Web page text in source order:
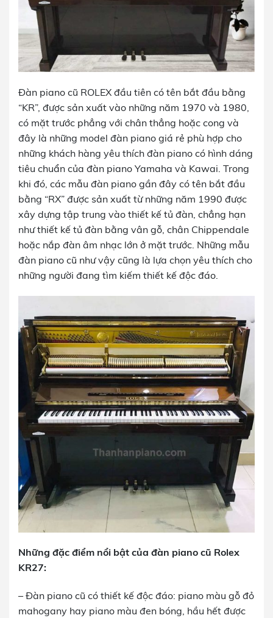
Đàn piano cũ ROLEX đầu tiên có tên bắt đầu bằng
“KR”, được sản xuất vào những năm 1970 và 1980,
có mặt trước phẳng với chân thẳng hoặc cong và
đây là những model đàn piano giá rẻ phù hợp cho
những khách hàng yêu thích đàn piano có hình dáng
tiêu chuẩn của đàn piano Yamaha và Kawai. Trong
khi đó, các mẫu đàn piano gần đây có tên bắt đầu
bằng “RX” được sản xuất từ những năm 1990 được
xây dựng tập trung vào thiết kế tủ đàn, chẳng hạn
như thiết kế tủ đàn bằng vân gỗ, chân Chippendale
hoặc nắp đàn âm nhạc lớn ở mặt trước. Những mẫu
đàn piano cũ như vậy cũng là lựa chọn yêu thích cho
những người đang tìm kiếm thiết kế độc đáo.
Những đặc điểm nổi bật của đàn piano cũ Rolex
KR27:
– Đàn piano cũ có thiết kế độc đáo: piano màu gỗ đỏ
mahogany hay piano màu đen bóng, hầu hết được